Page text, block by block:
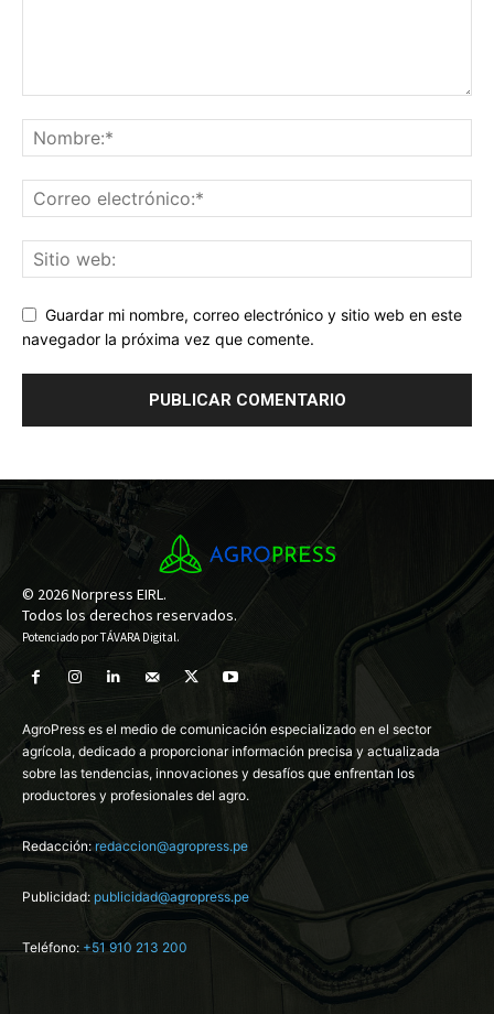
Guardar mi nombre, correo electrónico y sitio web en este
navegador la próxima vez que comente.
© 2026 Norpress EIRL.
Todos los derechos reservados.
Potenciado porTÁVARA Digital.
AgroPress es el medio de comunicación especializado en el sector
agrícola, dedicado a proporcionar información precisa y actualizada
sobre las tendencias, innovaciones y desafíos que enfrentan los
productores y profesionales del agro.
Redacción:redaccion@agropress.pe
Publicidad: publicidad@agropress.pe
Teléfono:+51 910 213 200